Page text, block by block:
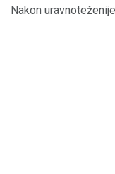
Nakon